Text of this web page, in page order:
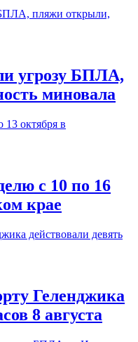
угрозу БПЛА,
миновала
с 10 по 16
крае
Геленджика
8 августа